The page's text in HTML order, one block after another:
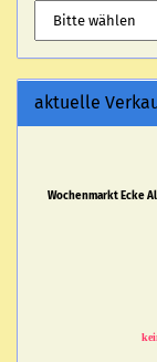
aktuelle
Wochenmarkt Ecke